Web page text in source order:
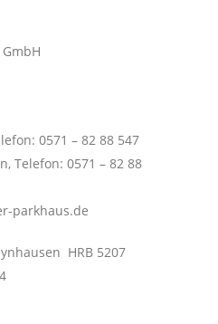
0571 – 82 88 547
Telefon: 0571 – 82 88
parkhaus.de
HRB 5207